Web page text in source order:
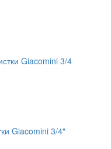
Giacomini 3/4"